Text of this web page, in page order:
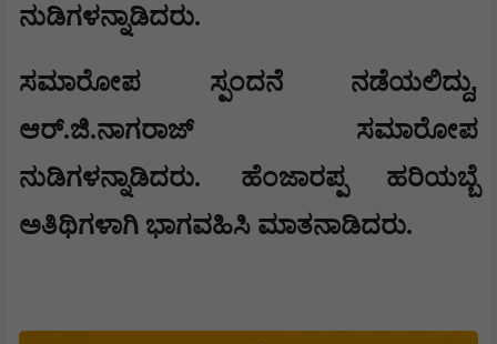
ನುಡಿಗಳನ್ನಾಡಿದರು.
ಸಮಾರೋಪ ಸ್ಪಂದನೆ ನಡೆಯಲಿದ್ದು,
ಆರ್.ಜಿ.ನಾಗರಾಜ್ ಸಮಾರೋಪ
ನುಡಿಗಳನ್ನಾಡಿದರು. ಹೆಂಜಾರಪ್ಪ ಹರಿಯಬ್ಬೆ
ಅತಿಥಿಗಳಾಗಿ ಭಾಗವಹಿಸಿ ಮಾತನಾಡಿದರು.